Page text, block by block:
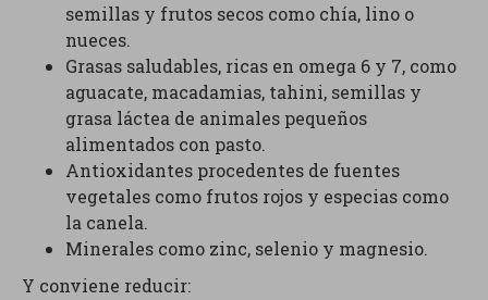
semillas y frutos secos como chía, lino o
nueces.
Grasas saludables, ricas en omega 6 y 7, como
aguacate, macadamias, tahini, semillas y
grasa láctea de animales pequeños
alimentados con pasto.
Antioxidantes procedentes de fuentes
vegetales como frutos rojos y especias como
la canela.
Minerales como zinc, selenio y magnesio.
Y conviene reducir: